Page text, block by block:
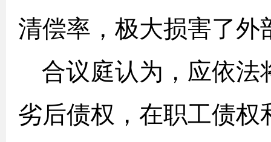
清偿率，极大损害了外
合议庭认为，应依法
劣后债权，在职工债